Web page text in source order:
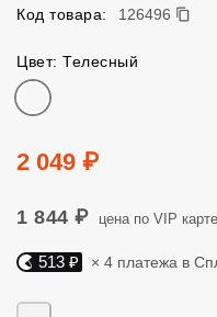
Код товара:
126496
126496
Цвет: Телесный
Цвет
Цена
2 049 ₽
1 844 ₽ цена по VIP карте
Яндекс Сплит. 513 руб, 4
513 ₽ × 4 платежа в